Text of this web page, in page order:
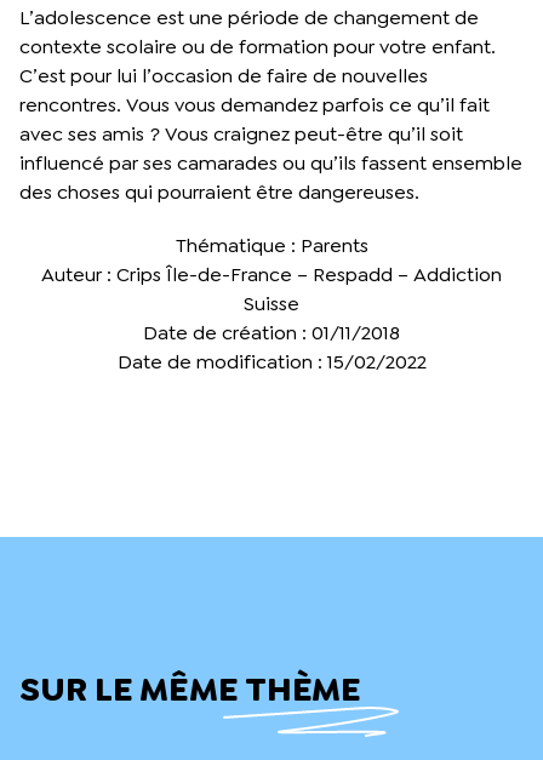
L’adolescence est une période de changement de
contexte scolaire ou de formation pour votre enfant.
C’est pour lui l’occasion de faire de nouvelles
rencontres. Vous vous demandez parfois ce qu’il fait
avec ses amis ? Vous craignez peut-être qu’il soit
influencé par ses camarades ou qu’ils fassent ensemble
des choses qui pourraient être dangereuses.
Thématique : Parents
Auteur : Crips Île-de-France – Respadd – Addiction
Suisse
Date de création : 01/11/2018
Date de modification : 15/02/2022
SUR LE MÊME THÈME